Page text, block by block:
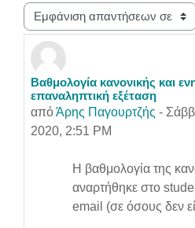
Λειτουργία εμφάνισης
Βαθμολογία κανονικής και
επαναληπτική εξέταση
απόΆρης Παγουρτζής -
2020, 2:51 PM
Αριθμός απαντήσεων: 0
Η βαθμολογία της
αναρτήθηκε στο
email (σε όσους δεν